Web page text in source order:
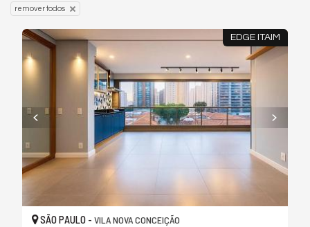
remover todos
EDGE ITAIM
SÃO PAULO - VILA NOVA CONCEIÇÃO